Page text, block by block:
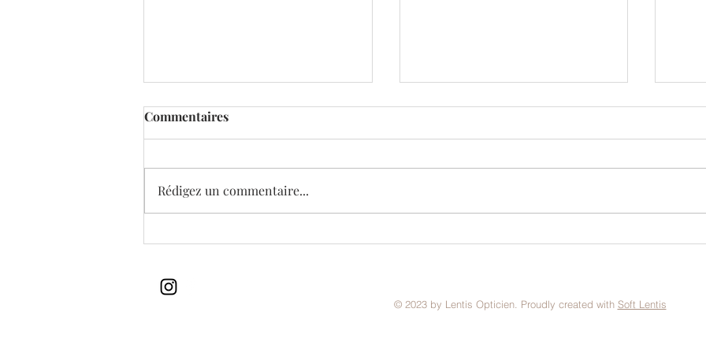
Nuancier multicolore
Tap
Commentaires
Rédigez un commentaire...
© 2023 by Lentis Opticien. Proudly created with Soft Lentis